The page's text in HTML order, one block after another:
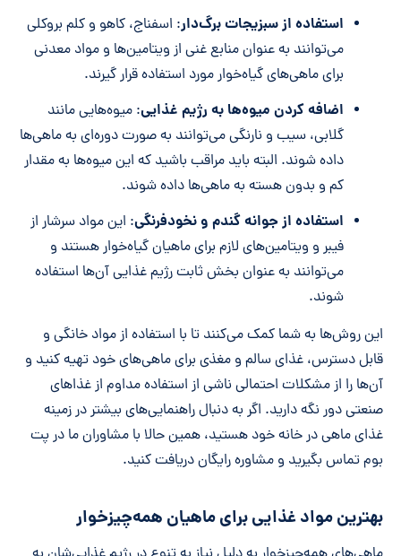
استفاده از سبزیجات برگ‌دار: اسفناج، کاهو و کلم بروکلی
می‌توانند به عنوان منابع غنی از ویتامین‌ها و مواد معدنی
برای ماهی‌های گیاه‌خوار مورد استفاده قرار گیرند.
اضافه کردن میوه‌ها به رژیم غذایی: میوه‌هایی مانند
گلابی، سیب و نارنگی می‌توانند به صورت دوره‌ای به ماهی‌ها
داده شوند. البته باید مراقب باشید که این میوه‌ها به مقدار
کم و بدون هسته به ماهی‌ها داده شوند.
استفاده از جوانه گندم و نخودفرنگی: این مواد سرشار از
فیبر و ویتامین‌های لازم برای ماهیان گیاه‌خوار هستند و
می‌توانند به عنوان بخش ثابت رژیم غذایی آن‌ها استفاده
شوند.
این روش‌ها به شما کمک می‌کنند تا با استفاده از مواد خانگی و
قابل دسترس، غذای سالم و مغذی برای ماهی‌های خود تهیه کنید و
آن‌ها را از مشکلات احتمالی ناشی از استفاده مداوم از غذاهای
صنعتی دور نگه دارید. اگر به دنبال راهنمایی‌های بیشتر در زمینه
غذای ماهی در خانه خود هستید، همین حالا با مشاوران ما در پت
بوم تماس بگیرید و مشاوره رایگان دریافت کنید.
بهترین مواد غذایی برای ماهیان همه‌چیزخوار